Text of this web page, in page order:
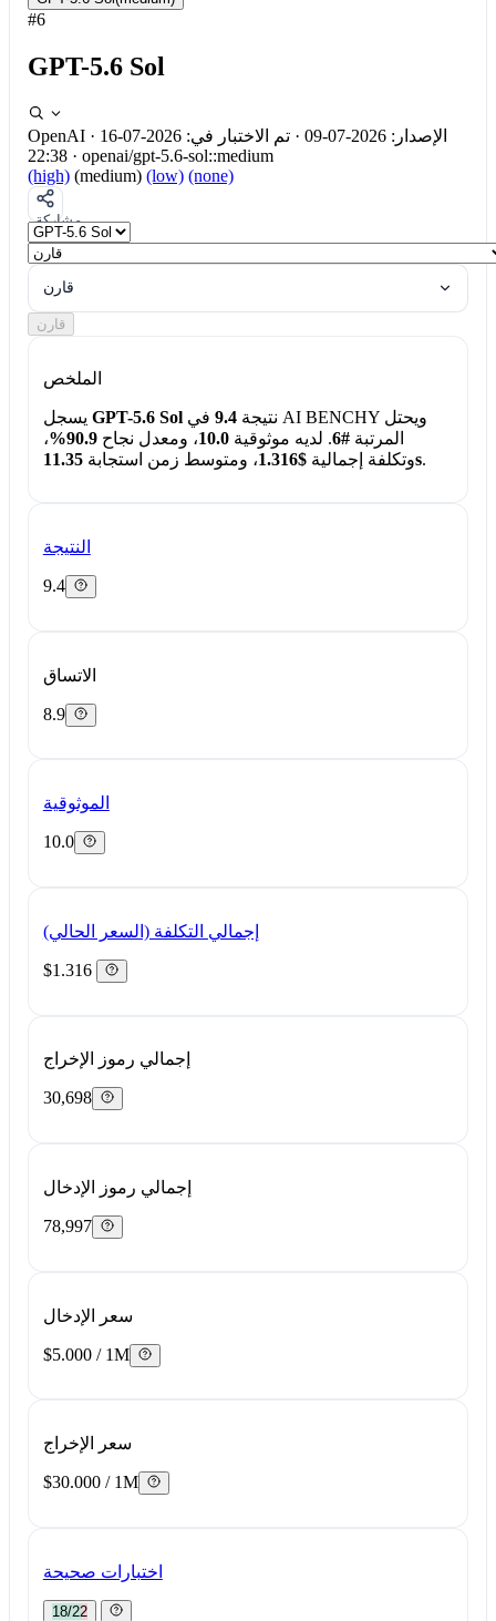
#6
GPT-5.6 Sol
OpenAI · الإصدار: 2026-07-09 ·
تم الاختبار في: 2026-07-16
22:38 · openai/gpt-5.6-sol::medium
(high) (medium) (low) (none)
مشاركة
قارن
قارن
الملخص
GPT-5.6 Sol نتيجة9.4 في AI BENCHY ويحتل
المرتبة#6 . لديه موثوقية10.0، ومعدل نجاح90.9%
،
وتكلفة إجمالية$1.316 ، ومتوسط زمن استجابة 11.35s.
النتيجة
9.4
الاتساق
8.9
الموثوقية
10.0
إجمالي التكلفة (السعر الحالي)
$1.316
إجمالي رموز الإخراج
30,698
إجمالي رموز الإدخال
78,997
سعر الإدخال
$5.000 / 1M
سعر الإخراج
$30.000 / 1M
اختبارات صحيحة
18/22